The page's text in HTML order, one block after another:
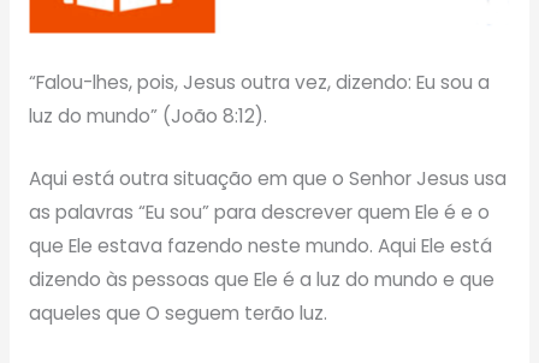
“Falou-lhes, pois, Jesus outra vez, dizendo: Eu sou a
luz do mundo” (João 8:12).
Aqui está outra situação em que o Senhor Jesus usa
as palavras “Eu sou” para descrever quem Ele é e o
que Ele estava fazendo neste mundo. Aqui Ele está
dizendo às pessoas que Ele é a luz do mundo e que
aqueles que O seguem terão luz.